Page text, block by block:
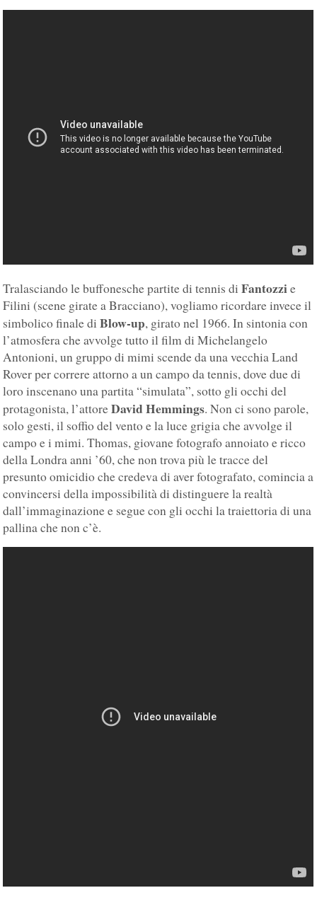
Tralasciando le buffonesche partite di tennis diFantozzie
Filini (scene girate a Bracciano), vogliamo ricordare invece il
simbolico finale diBlow-up, girato nel 1966. In sintonia con
l’atmosfera che avvolge tutto il film di Michelangelo
Antonioni, un gruppo di mimi scende da una vecchia Land
Rover per correre attorno a un campo da tennis, dove due di
loro inscenano una partita “simulata”, sotto gli occhi del
protagonista, l’attoreDavid Hemmings. Non ci sono parole,
solo gesti, il soffio del vento e la luce grigia che avvolge il
campo e i mimi. Thomas, giovane fotografo annoiato e ricco
della Londra anni ’60, che non trova più le tracce del
presunto omicidio che credeva di aver fotografato, comincia a
convincersi della impossibilità di distinguere la realtà
dall’immaginazione e segue con gli occhi la traiettoria di una
pallina che non c’è.